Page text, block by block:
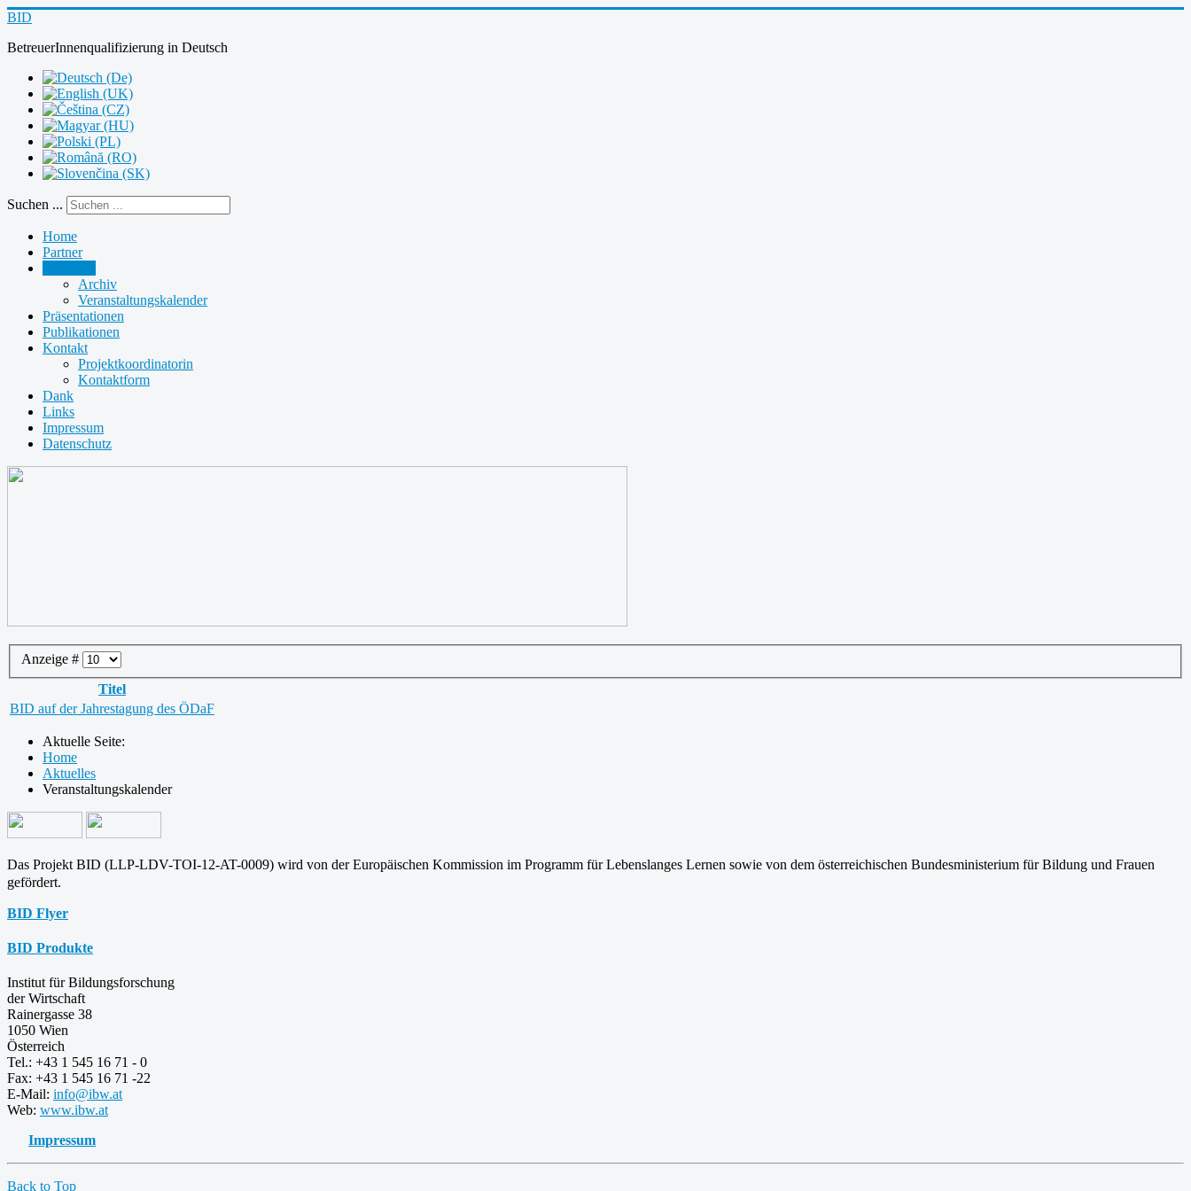
BID
BetreuerInnenqualifizierung in Deutsch
Suchen ...
Home
Partner
Archiv
Veranstaltungskalender
Präsentationen
Publikationen
Kontakt
Projektkoordinatorin
Kontaktform
Dank
Links
Impressum
Datenschutz
Anzeige #
Titel
BID auf der Jahrestagung des ÖDaF
Aktuelle Seite:
Home
Aktuelles
Veranstaltungskalender
Das Projekt BID (LLP-LDV-TOI-12-AT-0009) wird von der Europäischen Kommission im Programm fürLebenslanges Lernen sowie von dem österreichischen Bundesministerium für Bildung und Frauen
gefördert.
BID Flyer
BID Produkte
Institut für Bildungsforschung
der Wirtschaft
Rainergasse 38
1050 Wien
Österreich
Tel.: +43 1 545 16 71 - 0
Fax: +43 1 545 16 71 -22
E-Mail: info@ibw.at
Web: www.ibw.at
Impressum
Back to Top